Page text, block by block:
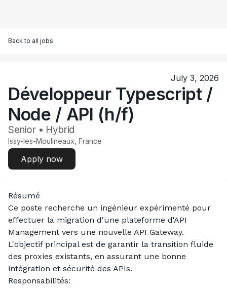
Back to all jobs
July 3, 2026
Développeur Typescript /
Node / API (h/f)
Senior • Hybrid
Issy-les-Moulineaux, France
Apply now
Résumé
Ce poste recherche un ingénieur expérimenté pour
effectuer la migration d'une plateforme d'API
Management vers une nouvelle API Gateway.
L'objectif principal est de garantir la transition fluide
des proxies existants, en assurant une bonne
intégration et sécurité des APIs.
Responsabilités: